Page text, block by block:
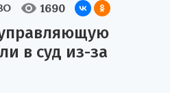
1690
в суд из-за